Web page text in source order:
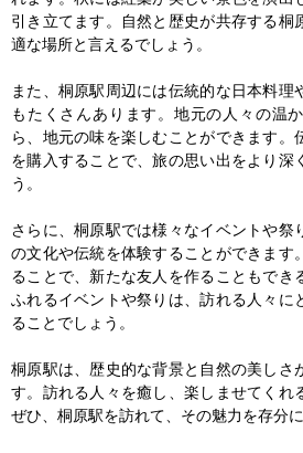
引き立てます。自然と歴史が共存する桐
適な場所と言えるでしょう。
また、桐原駅周辺には伝統的な日本料理
もたくさんあります。地元の人々の温
ら、地元の味を楽しむことができます。
を購入することで、旅の思い出をより深
う。
さらに、桐原駅では様々なイベントや祭
の文化や伝統を体験することができます
ることで、新たな友人を作ることもでき
ふれるイベントや祭りは、訪れる人々に
ることでしょう。
桐原駅は、歴史的な背景と自然の美しさ
す。訪れる人々を癒し、楽しませてくれ
ぜひ、桐原駅を訪れて、その魅力を存分